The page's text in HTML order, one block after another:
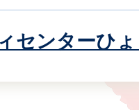
センターひ